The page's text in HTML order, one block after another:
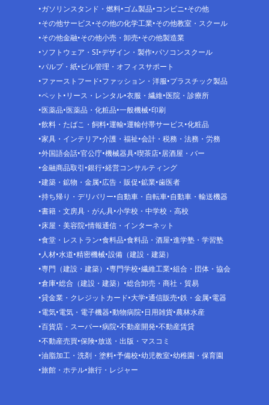
ガソリンスタンド・燃料 ゴム製品 コンビニ その他
その他サービス その他の化学工業 その他教室・スクール
その他金融 その他小売・卸売 その他製造業
ソフトウェア・SI デザイン・製作 パソコンスクール
パルプ・紙 ビル管理・オフィスサポート
ファーストフード ファッション・洋服 プラスチック製品
ペット リース・レンタル 衣服・繊維 医院・診療所
医薬品 医薬品・化粧品 一般機械 印刷
飲料・たばこ・飼料 運輸 運輸付帯サービス 化粧品
家具・インテリア 介護・福祉 会計・税務・法務・労務
外国語会話 官公庁 機械器具 喫茶店 居酒屋・バー
金融商品取引 銀行 経営コンサルティング
建築・鉱物・金属 広告・販促 鉱業 歯医者
持ち帰り・デリバリー 自動車・自転車 自動車・輸送機器
書籍・文房具・がん具 小学校・中学校・高校
床屋・美容院 情報通信・インターネット
食堂・レストラン 食料品 食料品・酒屋 進学塾・学習塾
人材 水道 精密機械 設備（建設・建築）
専門（建設・建築）
専門学校 繊維工業 組合・団体・協会
倉庫 総合（建設・建築）
総合卸売・商社・貿易
貸金業・クレジットカード 大学 通信販売 鉄・金属 電器
電気 電気・電子機器 動物病院 日用雑貨 農林水産
百貨店・スーパー 病院 不動産開発 不動産賃貸
不動産売買 保険 放送・出版・マスコミ
油脂加工・洗剤・塗料 予備校 幼児教室 幼稚園・保育園
旅館・ホテル 旅行・レジャー